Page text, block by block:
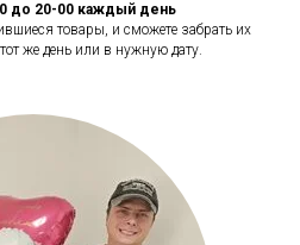
до 20-00 каждый день
товары, и сможете забрать их
же день или в нужную дату.